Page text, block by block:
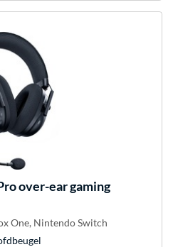
over-ear gaming
One, Nintendo Switch